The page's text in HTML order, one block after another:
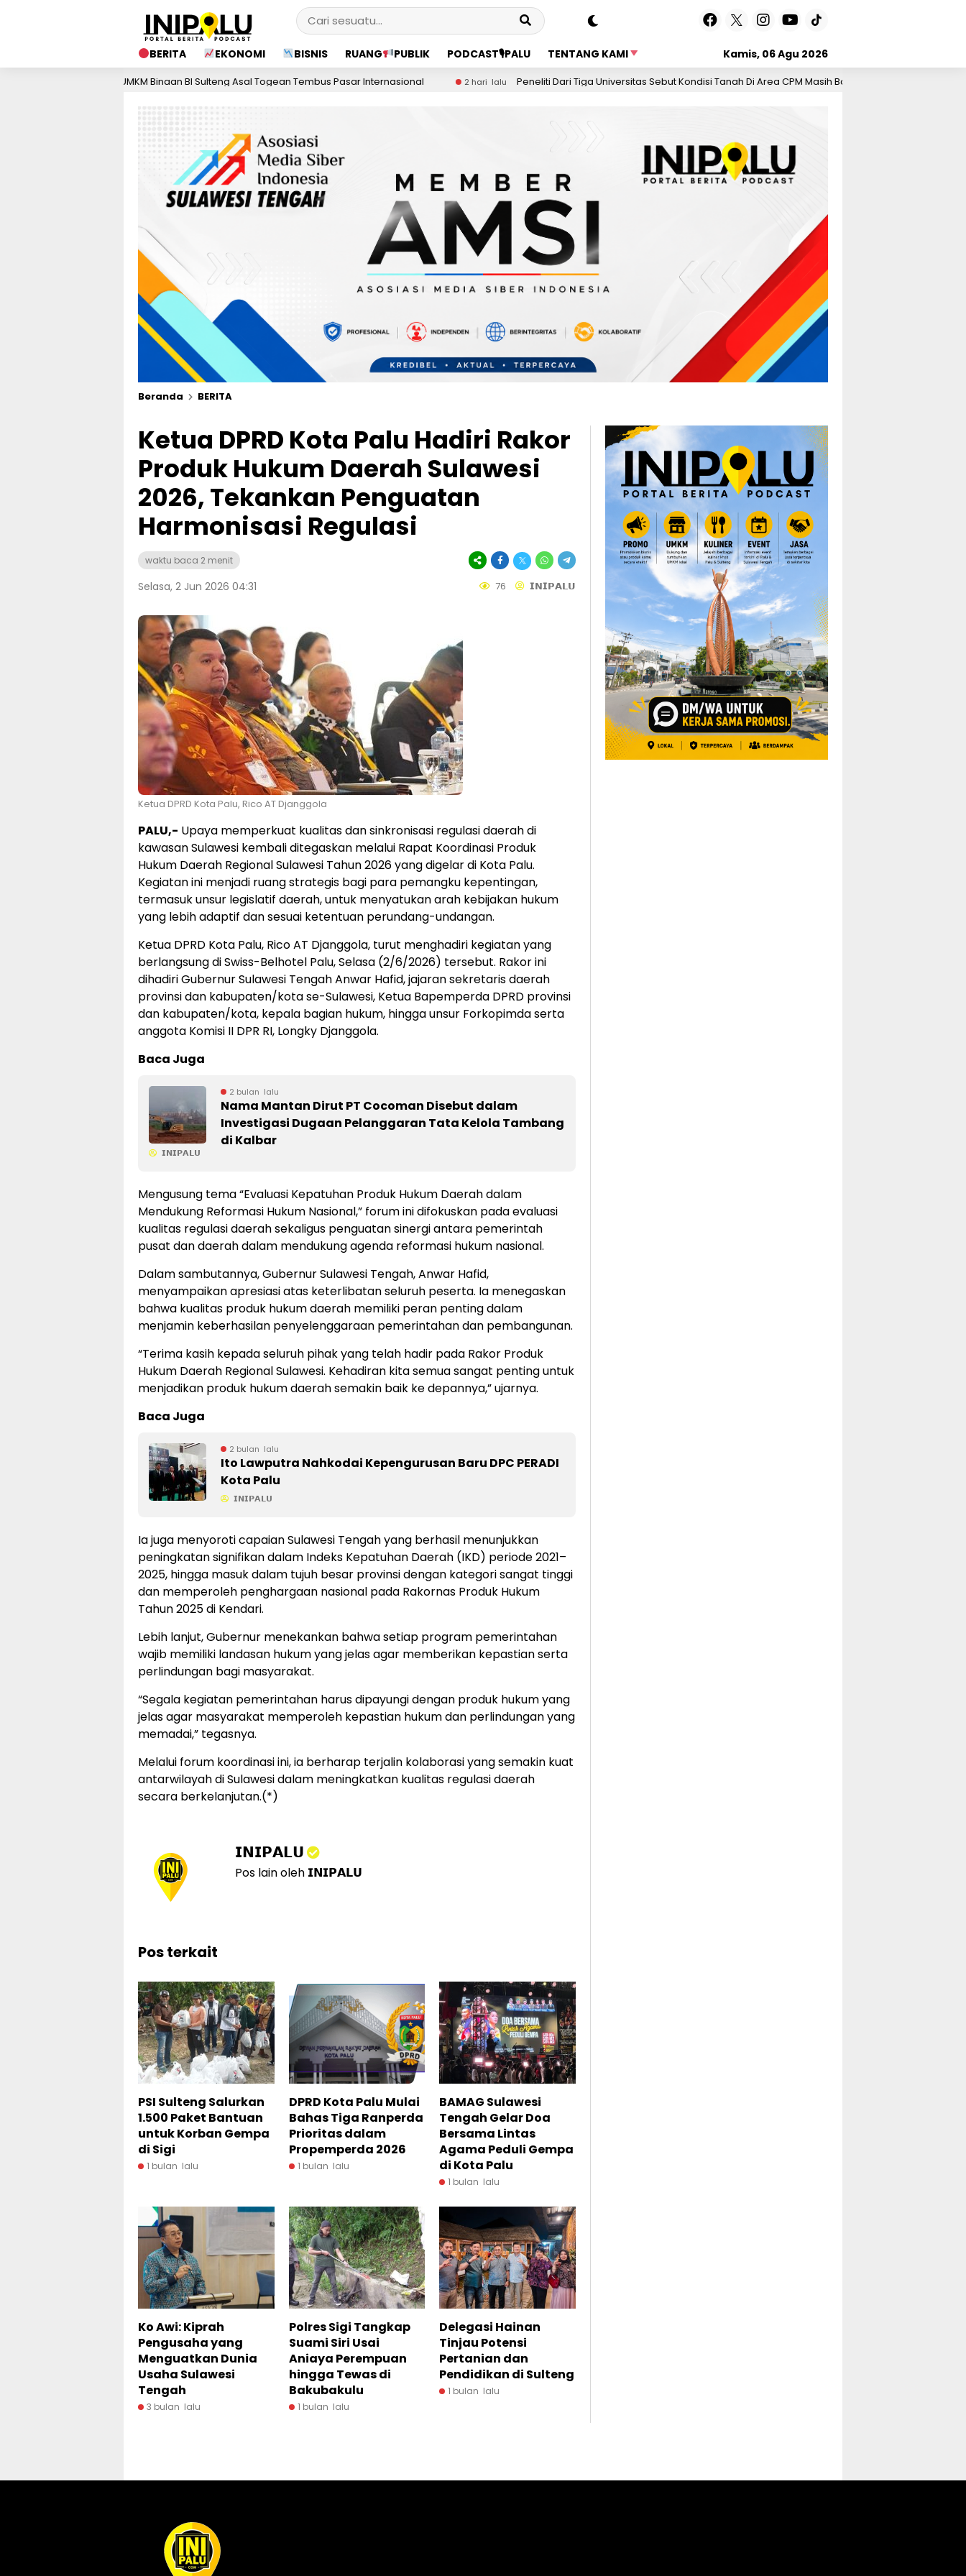
BERITA EKONOMI BISNIS RUANG PUBLIK PODCAST🎙PALU TENTANG KAMI Kamis, 06 Agu 2026
UMKM Binaan BI Sulteng Asal Togean Tembus Pasar Internasional 2 hari lalu Peneliti Dari Tiga Universitas Sebut Kondisi Tanah Di Area CPM Masih Baik 2 hari lalu
Beranda BERITA
Ketua DPRD Kota Palu Hadiri Rakor
Produk Hukum Daerah Sulawesi
2026, Tekankan Penguatan
Harmonisasi Regulasi
waktu baca 2 menit
Selasa, 2 Jun 2026 04:31 76 𝗜𝗡𝗜𝗣𝗔𝗟𝗨
Ketua DPRD Kota Palu, Rico AT Djanggola
PALU,- Upaya memperkuat kualitas dan sinkronisasi regulasi daerah di
kawasan Sulawesi kembali ditegaskan melalui Rapat Koordinasi Produk
Hukum Daerah Regional Sulawesi Tahun 2026 yang digelar di Kota Palu.
Kegiatan ini menjadi ruang strategis bagi para pemangku kepentingan,
termasuk unsur legislatif daerah, untuk menyatukan arah kebijakan hukum
yang lebih adaptif dan sesuai ketentuan perundang-undangan.
Ketua DPRD Kota Palu, Rico AT Djanggola, turut menghadiri kegiatan yang
berlangsung di Swiss-Belhotel Palu, Selasa (2/6/2026) tersebut. Rakor ini
dihadiri Gubernur Sulawesi Tengah Anwar Hafid, jajaran sekretaris daerah
provinsi dan kabupaten/kota se-Sulawesi, Ketua Bapemperda DPRD provinsi
dan kabupaten/kota, kepala bagian hukum, hingga unsur Forkopimda serta
anggota Komisi II DPR RI, Longky Djanggola.
Baca Juga
2 bulan lalu
Nama Mantan Dirut PT Cocoman Disebut dalam
Investigasi Dugaan Pelanggaran Tata Kelola Tambang
di Kalbar
𝗜𝗡𝗜𝗣𝗔𝗟𝗨
Mengusung tema “Evaluasi Kepatuhan Produk Hukum Daerah dalam
Mendukung Reformasi Hukum Nasional,” forum ini difokuskan pada evaluasi
kualitas regulasi daerah sekaligus penguatan sinergi antara pemerintah
pusat dan daerah dalam mendukung agenda reformasi hukum nasional.
Dalam sambutannya, Gubernur Sulawesi Tengah, Anwar Hafid,
menyampaikan apresiasi atas keterlibatan seluruh peserta. Ia menegaskan
bahwa kualitas produk hukum daerah memiliki peran penting dalam
menjamin keberhasilan penyelenggaraan pemerintahan dan pembangunan.
“Terima kasih kepada seluruh pihak yang telah hadir pada Rakor Produk
Hukum Daerah Regional Sulawesi. Kehadiran kita semua sangat penting untuk
menjadikan produk hukum daerah semakin baik ke depannya,” ujarnya.
Baca Juga
2 bulan lalu
Ito Lawputra Nahkodai Kepengurusan Baru DPC PERADI
Kota Palu
𝗜𝗡𝗜𝗣𝗔𝗟𝗨
Ia juga menyoroti capaian Sulawesi Tengah yang berhasil menunjukkan
peningkatan signifikan dalam Indeks Kepatuhan Daerah (IKD) periode 2021–
2025, hingga masuk dalam tujuh besar provinsi dengan kategori sangat tinggi
dan memperoleh penghargaan nasional pada Rakornas Produk Hukum
Tahun 2025 di Kendari.
Lebih lanjut, Gubernur menekankan bahwa setiap program pemerintahan
wajib memiliki landasan hukum yang jelas agar memberikan kepastian serta
perlindungan bagi masyarakat.
“Segala kegiatan pemerintahan harus dipayungi dengan produk hukum yang
jelas agar masyarakat memperoleh kepastian hukum dan perlindungan yang
memadai,” tegasnya.
Melalui forum koordinasi ini, ia berharap terjalin kolaborasi yang semakin kuat
antarwilayah di Sulawesi dalam meningkatkan kualitas regulasi daerah
secara berkelanjutan.(*)
𝗜𝗡𝗜𝗣𝗔𝗟𝗨
Pos lain oleh 𝗜𝗡𝗜𝗣𝗔𝗟𝗨
Pos terkait
PSI Sulteng Salurkan
1.500 Paket Bantuan
untuk Korban Gempa
di Sigi
1 bulan lalu
DPRD Kota Palu Mulai
Bahas Tiga Ranperda
Prioritas dalam
Propemperda 2026
1 bulan lalu
BAMAG Sulawesi
Tengah Gelar Doa
Bersama Lintas
Agama Peduli Gempa
di Kota Palu
1 bulan lalu
Ko Awi: Kiprah
Pengusaha yang
Menguatkan Dunia
Usaha Sulawesi
Tengah
3 bulan lalu
Polres Sigi Tangkap
Suami Siri Usai
Aniaya Perempuan
hingga Tewas di
Bakubakulu
1 bulan lalu
Delegasi Hainan
Tinjau Potensi
Pertanian dan
Pendidikan di Sulteng
1 bulan lalu